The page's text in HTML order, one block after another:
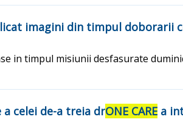
imagini din timpul doborarii
in timpul misiunii desfasurate
celei de-a treia drONE CARE a